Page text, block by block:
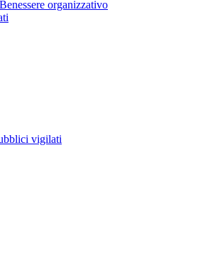
Benessere organizzativo
vigilati